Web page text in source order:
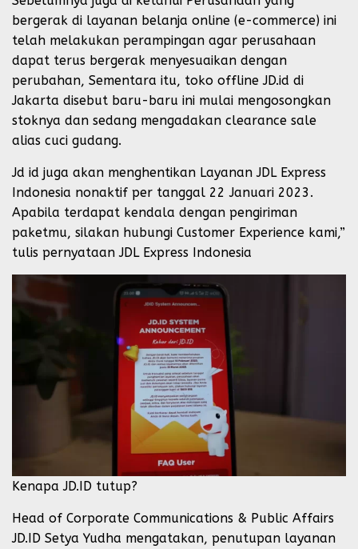
bergerak di layanan belanja online (e-commerce) ini
telah melakukan perampingan agar perusahaan
dapat terus bergerak menyesuaikan dengan
perubahan, Sementara itu, toko offline JD.id di
Jakarta disebut baru-baru ini mulai mengosongkan
stoknya dan sedang mengadakan clearance sale
alias cuci gudang.
Jd id juga akan menghentikan Layanan JDL Express
Indonesia nonaktif per tanggal 22 Januari 2023.
Apabila terdapat kendala dengan pengiriman
paketmu, silakan hubungi Customer Experience kami,”
tulis pernyataan JDL Express Indonesia
Kenapa JD.ID tutup?
Head of Corporate Communications & Public Affairs
JD.ID Setya Yudha mengatakan, penutupan layanan